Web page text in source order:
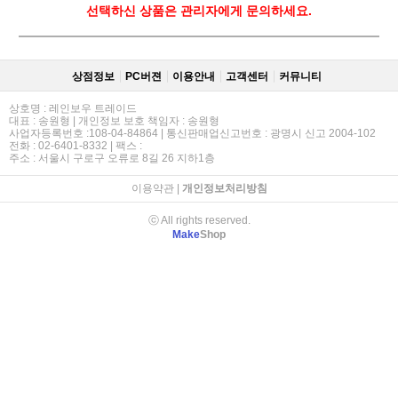
선택하신 상품은 관리자에게 문의하세요.
상점정보 PC버젼 이용안내 고객센터 커뮤니티
상호명 : 레인보우 트레이드
대표 : 송원형 | 개인정보 보호 책임자 : 송원형
사업자등록번호 :108-04-84864 | 통신판매업신고번호 : 광명시 신고 2004-102
전화 : 02-6401-8332 | 팩스 :
주소 : 서울시 구로구 오류로 8길 26 지하1층
이용약관| 개인정보처리방침
ⓒ All rights reserved.
MakeShop